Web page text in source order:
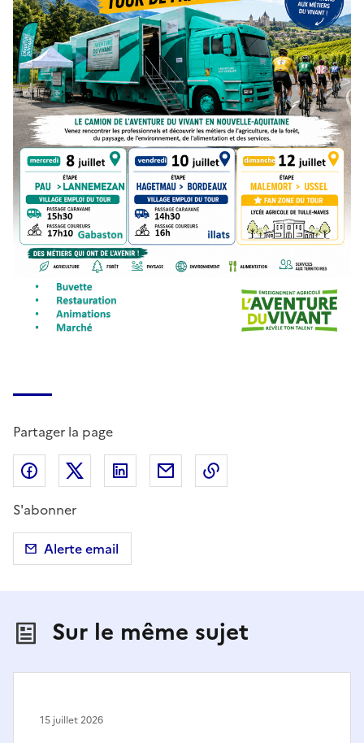
Partager la page
Partager sur Facebook
Partager sur X (anciennement Twitter)
Partager sur LinkedIn
Partager par email
S'abonner
Alerte email
Sur le même sujet
15 juillet 2026